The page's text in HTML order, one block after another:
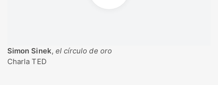
Simon Sinek, el círculo de oro
Charla TED